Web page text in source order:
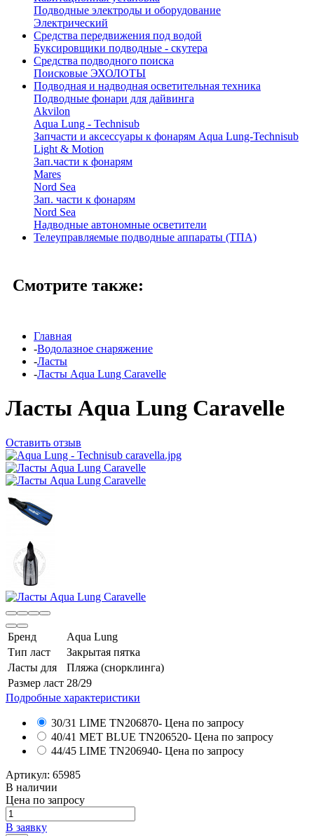
Подводные электроды и оборудование
Электрический
Средства передвижения под водой
Буксировщики подводные - скутера
Средства подводного поиска
Поисковые ЭХОЛОТЫ
Подводная и надводная осветительная техника
Подводные фонари для дайвинга
Akvilon
Aqua Lung - Technisub
Запчасти и аксессуары к фонарям Aqua Lung-Technisub
Light & Motion
Зап.части к фонарям
Mares
Nord Sea
Зап. части к фонарям
Nord Sea
Надводные автономные осветители
Телеуправляемые подводные аппараты (ТПА)
Смотрите также:
Главная
-Водолазное снаряжение
-Ласты
-Ласты Aqua Lung Caravelle
Ласты Aqua Lung Caravelle
Оставить отзыв
Бренд
Aqua Lung
Тип ласт
Закрытая пятка
Ласты для
Пляжа (снорклинга)
Размер ласт 28/29
Подробные характеристики
30/31 LIME TN206870- Цена по запросу
40/41 MET BLUE TN206520- Цена по запросу
44/45 LIME TN206940- Цена по запросу
Артикул: 65985
В наличии
Цена по запросу
В заявку